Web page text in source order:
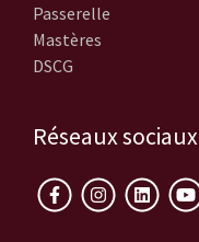
Passerelle
Mastères
DSCG
Réseaux sociaux